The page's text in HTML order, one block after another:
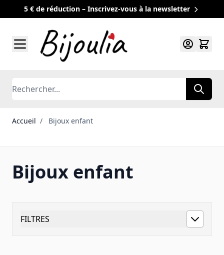
5 € de réduction – Inscrivez-vous à la newsletter
Rechercher
Accueil / Bijoux enfant
Bijoux enfant
FILTRES